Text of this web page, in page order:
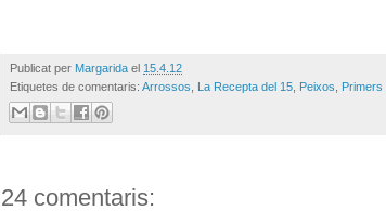
Publicat per Margarida el 15.4.12
Etiquetes de comentaris: Arrossos La Recepta del 15 Peixos Primers
24 comentaris: